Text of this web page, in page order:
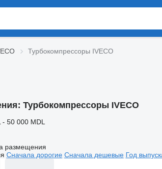
Турбокомпрессоры IVECO
Турбокомпрессоры IVECO
50 000 MDL
размещения
Сначала дорогие Сначала дешевые Год